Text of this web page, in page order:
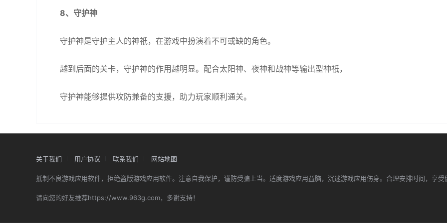
8、守护神
守护神是守护主人的神祇，在游戏中扮演着不可或缺的角色。
越到后面的关卡，守护神的作用越明显。配合太阳神、夜神和战神等输出型神祇，
守护神能够提供攻防兼备的支援，助力玩家顺利通关。
关于我们 用户协议 联系我们 网站地图
抵制不良游戏应用软件，拒绝盗版游戏应用软件。注意自我保护，谨防受骗上当。适度游戏应用益脑，沉迷游戏应用伤身。合理安排时间，享受
请向您的好友推荐https://www.963g.com，多谢支持！